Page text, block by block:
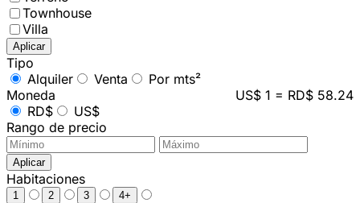
Townhouse
Villa
Aplicar
Tipo
Alquiler
Venta
Por mts²
Moneda
US$ 1 = RD$ 58.24
RD$
US$
Rango de precio
Aplicar
Habitaciones
1 2 3 4+